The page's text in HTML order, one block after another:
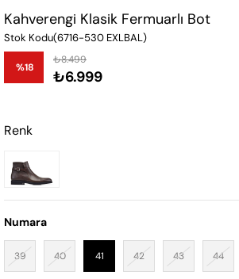
Kahverengi Klasik Fermuarlı Bot
Stok Kodu(6716-530 EXLBAL)
%18
İndirim
₺8.499
₺6.999
Renk
Numara
39 40 41 42 43 44